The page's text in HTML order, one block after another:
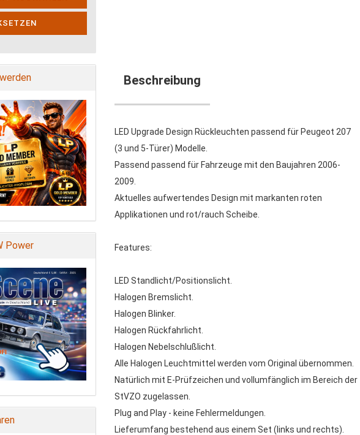
Beschreibung
LED Upgrade Design Rückleuchten passend für Peugeot 207
(3 und 5-Türer) Modelle.
Passend passend für Fahrzeuge mit den Baujahren 2006-
2009.
Aktuelles aufwertendes Design mit markanten roten
Applikationen und rot/rauch Scheibe.
Features:
LED Standlicht/Positionslicht.
Halogen Bremslicht.
Halogen Blinker.
Halogen Rückfahrlicht.
Halogen Nebelschlußlicht.
Alle Halogen Leuchtmittel werden vom Original übernommen.
Natürlich mit E-Prüfzeichen und vollumfänglich im Bereich der
StVZO zugelassen.
Plug and Play - keine Fehlermeldungen.
Lieferumfang bestehend aus einem Set (links und rechts).
Power